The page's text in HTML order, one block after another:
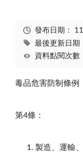
發布日期：
最後更新日
資料點閱次數
毒品危害防制條例
第4條：
製造、運輸